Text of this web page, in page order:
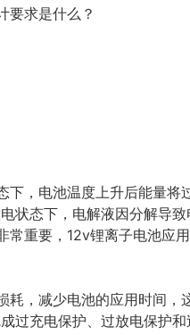
要求是什么？
，电池温度上升后能量
状态下，电解液因分解导
重要，12v锂离子电池应
，减少电池的应用时间
过充电保护、过放电保护